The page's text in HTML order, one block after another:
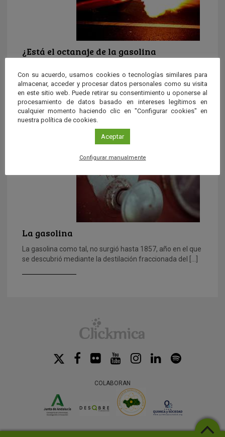
¿Está el octanaje de la gasolina
de carbono?
El octanaje es una medida de la capacidad antidetonante
de una gasolina, pero no está relacionado con las
emisiones de dióxido de carbono ni de ningún otro
subproducto. Esto depende de la composición inicial de la
propia gasolina y de las características del vehículo en el
La gasolina
La gasolina como tal, no surgió hasta 1857, año en el que
se descubrió mediante la destilación fraccionada del […]
COLABORAN
Con su acuerdo, usamos cookies o tecnologías similares para
almacenar, acceder y procesar datos personales como su visita
en este sitio web. Puede retirar su consentimiento u oponerse al
procesamiento de datos basado en intereses legítimos en
cualquier momento haciendo clic en "Configurar cookies" en
nuestra política de cookies.
Aceptar
Configurar manualmente